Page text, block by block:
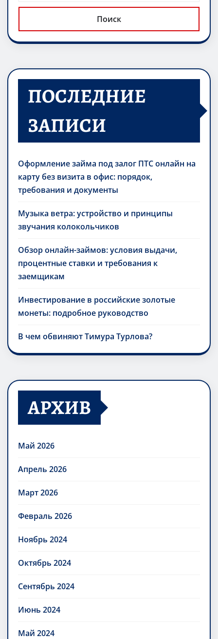
ki ь
Поиск
ПОСЛЕДНИЕ
ЗАПИСИ
Оформление займа под залог ПТС онлайн на
карту без визита в офис: порядок,
требования и документы
Музыка ветра: устройство и принципы
звучания колокольчиков
Обзор онлайн-займов: условия выдачи,
процентные ставки и требования к
заемщикам
Инвестирование в российские золотые
монеты: подробное руководство
В чем обвиняют Тимура Турлова?
АРХИВ
Май 2026
Апрель 2026
Март 2026
Февраль 2026
Ноябрь 2024
Октябрь 2024
Сентябрь 2024
Июнь 2024
Май 2024